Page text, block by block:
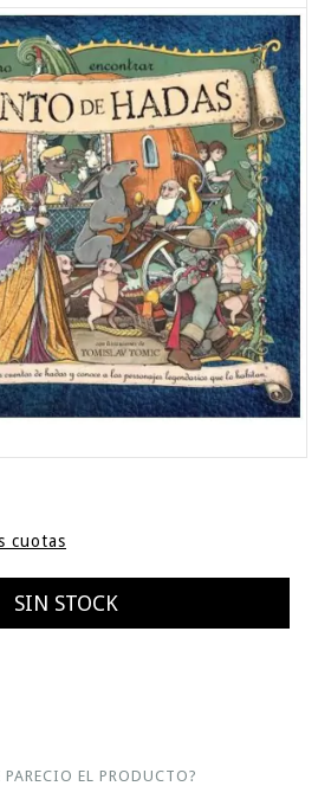
cuotas
PARECIO EL PRODUCTO?